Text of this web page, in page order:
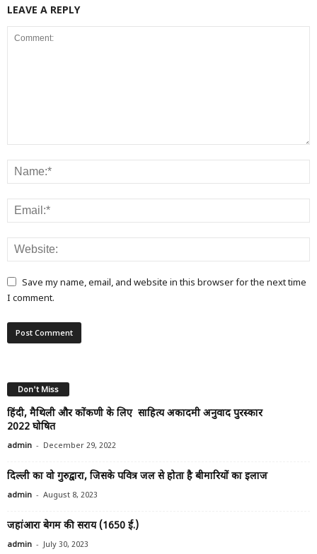
LEAVE A REPLY
Save my name, email, and website in this browser for the next time
I comment.
Don't Miss
हिंदी, मैथिली और कोंकणी के लिए साहित्य अकादमी अनुवाद पुरस्कार
2022 घोषित
admin - December 29, 2022
दिल्ली का वो गुरुद्वारा, जिसके पवित्र जल से होता है बीमारियों का इलाज
admin - August 8, 2023
जहांआरा बेगम की सराय (1650 ई.)
admin - July 30, 2023